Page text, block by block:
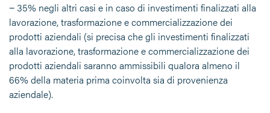
− 35% negli altri casi e in caso di investimenti finalizzati alla
lavorazione, trasformazione e commercializzazione dei
prodotti aziendali (si precisa che gli investimenti finalizzati
alla lavorazione, trasformazione e commercializzazione dei
prodotti aziendali saranno ammissibili qualora almeno il
66% della materia prima coinvolta sia di provenienza
aziendale).